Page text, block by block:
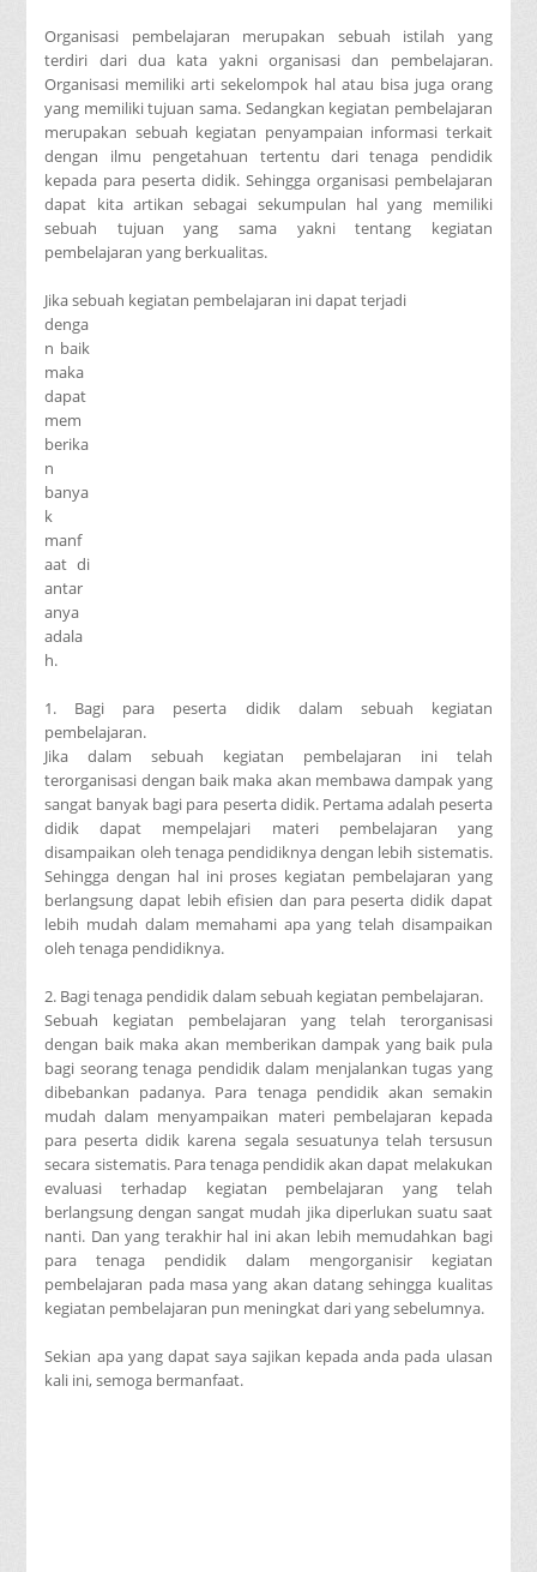
Organisasi pembelajaran merupakan sebuah istilah yang
terdiri dari dua kata yakni organisasi dan pembelajaran.
Organisasi memiliki arti sekelompok hal atau bisa juga orang
yang memiliki tujuan sama. Sedangkan kegiatan pembelajaran
merupakan sebuah kegiatan penyampaian informasi terkait
dengan ilmu pengetahuan tertentu dari tenaga pendidik
kepada para peserta didik. Sehingga organisasi pembelajaran
dapat kita artikan sebagai sekumpulan hal yang memiliki
sebuah tujuan yang sama yakni tentang kegiatan
pembelajaran yang berkualitas.
Jika sebuah kegiatan pembelajaran ini dapat terjadi
denga
n baik
maka
dapat
mem
berika
n
banya
k
manf
aat di
antar
anya
adala
h.
1. Bagi para peserta didik dalam sebuah kegiatan
pembelajaran.
Jika dalam sebuah kegiatan pembelajaran ini telah
terorganisasi dengan baik maka akan membawa dampak yang
sangat banyak bagi para peserta didik. Pertama adalah peserta
didik dapat mempelajari materi pembelajaran yang
disampaikan oleh tenaga pendidiknya dengan lebih sistematis.
Sehingga dengan hal ini proses kegiatan pembelajaran yang
berlangsung dapat lebih efisien dan para peserta didik dapat
lebih mudah dalam memahami apa yang telah disampaikan
oleh tenaga pendidiknya.
2. Bagi tenaga pendidik dalam sebuah kegiatan pembelajaran.
Sebuah kegiatan pembelajaran yang telah terorganisasi
dengan baik maka akan memberikan dampak yang baik pula
bagi seorang tenaga pendidik dalam menjalankan tugas yang
dibebankan padanya. Para tenaga pendidik akan semakin
mudah dalam menyampaikan materi pembelajaran kepada
para peserta didik karena segala sesuatunya telah tersusun
secara sistematis. Para tenaga pendidik akan dapat melakukan
evaluasi terhadap kegiatan pembelajaran yang telah
berlangsung dengan sangat mudah jika diperlukan suatu saat
nanti. Dan yang terakhir hal ini akan lebih memudahkan bagi
para tenaga pendidik dalam mengorganisir kegiatan
pembelajaran pada masa yang akan datang sehingga kualitas
kegiatan pembelajaran pun meningkat dari yang sebelumnya.
Sekian apa yang dapat saya sajikan kepada anda pada ulasan
kali ini, semoga bermanfaat.